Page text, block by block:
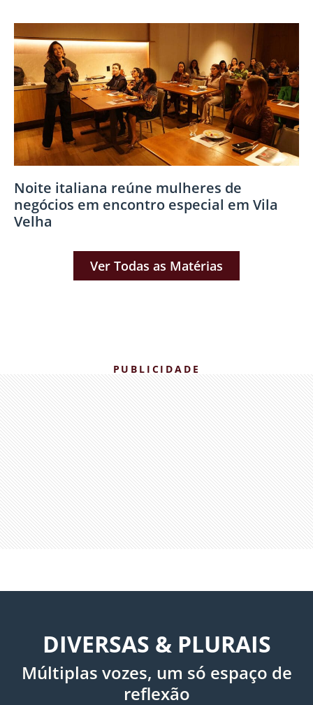
Noite italiana reúne mulheres de
negócios em encontro especial em Vila
Velha
Ver Todas as Matérias
PUBLICIDADE
DIVERSAS & PLURAIS
Múltiplas vozes, um só espaço de
reflexão